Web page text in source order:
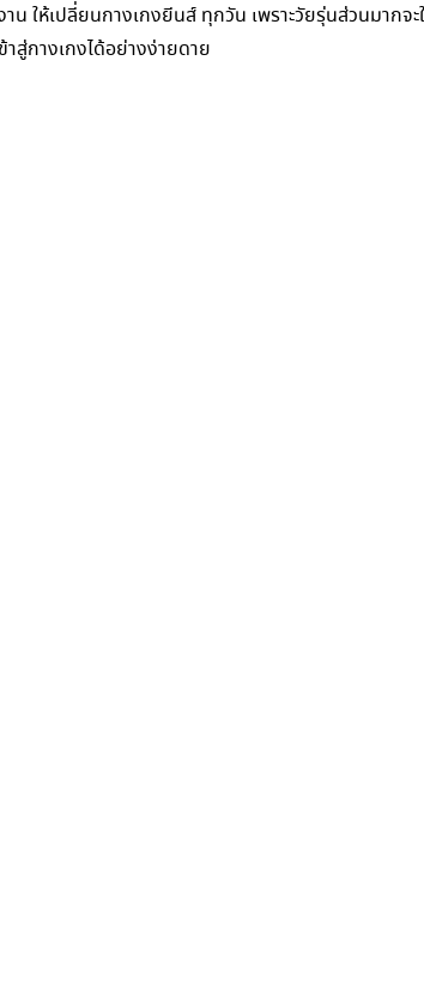
ให้เปลี่ยนกางเกงยีนส์ ทุกวัน เพราะวัยรุ่นส่วนมากจ
าสู่กางเกงได้อย่างง่ายดาย